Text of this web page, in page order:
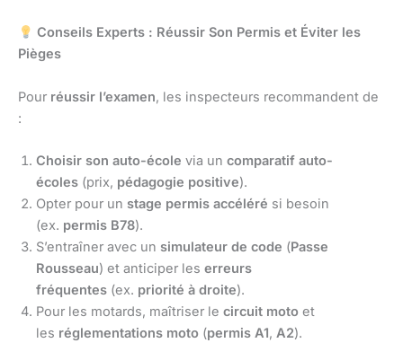
Conseils Experts : Réussir Son Permis et Éviter les
Pièges
Pour réussir l’examen, les inspecteurs recommandent de
:
Choisir son auto-école via un comparatif auto-
écoles (prix, pédagogie positive).
Opter pour un stage permis accéléré si besoin
(ex. permis B78).
S’entraîner avec un simulateur de code (Passe
Rousseau) et anticiper les erreurs
fréquentes (ex. priorité à droite).
Pour les motards, maîtriser le circuit moto et
les réglementations moto (permis A1, A2).